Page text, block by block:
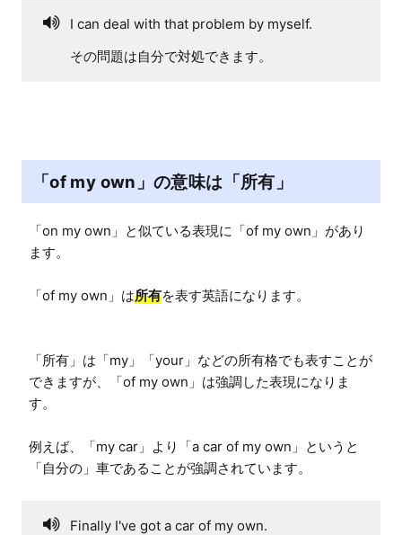
I can deal with that problem by myself.
その問題は自分で対処できます。
「of my own」の意味は「所有」
「on my own」と似ている表現に「of my own」があり
ます。
「of my own」は所有を表す英語になります。
「所有」は「my」「your」などの所有格でも表すことが
できますが、「of my own」は強調した表現になりま
す。
例えば、「my car」より「a car of my own」というと
「自分の」車であることが強調されています。
Finally I've got a car of my own.